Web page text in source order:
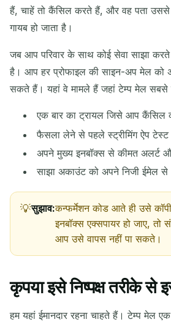
हैं, चाहें तो कैंसिल करते हैं, और वह पता
गायब हो जाता है।
जब आप परिवार के साथ कोई सेवा साझा
है। आप हर प्रोफाइल की साइन-अप मेल को
सकते हैं। यहां वे मामले हैं जहां टेम्प मेल सबसे
एक बार का ट्रायल जिसे आप कैंसिल
फैसला लेने से पहले स्ट्रीमिंग ऐप टेस्ट
अपने मुख्य इनबॉक्स से कीमत अलर्ट
साझा अकाउंट को अपने निजी ईमेल
सुझाव:कन्फर्मेशन कोड आते ही उसे
इनबॉक्स एक्सपायर हो जाए,
आप उसे वापस नहीं पा सकते।
कृपया इसे निष्पक्ष तरीके से
हम यहां ईमानदार रहना चाहते हैं। टेम्प मेल